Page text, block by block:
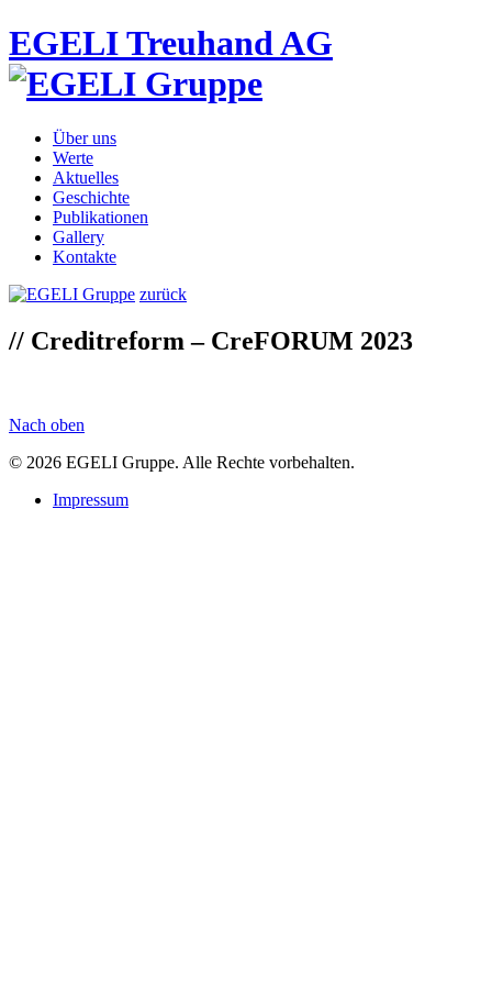
EGELI Treuhand AG
Über uns
Werte
Aktuelles
Geschichte
Publikationen
Gallery
Kontakte
zurück
// Creditreform – CreFORUM 2023
Nach oben
© 2026 EGELI Gruppe. Alle Rechte vorbehalten.
Impressum